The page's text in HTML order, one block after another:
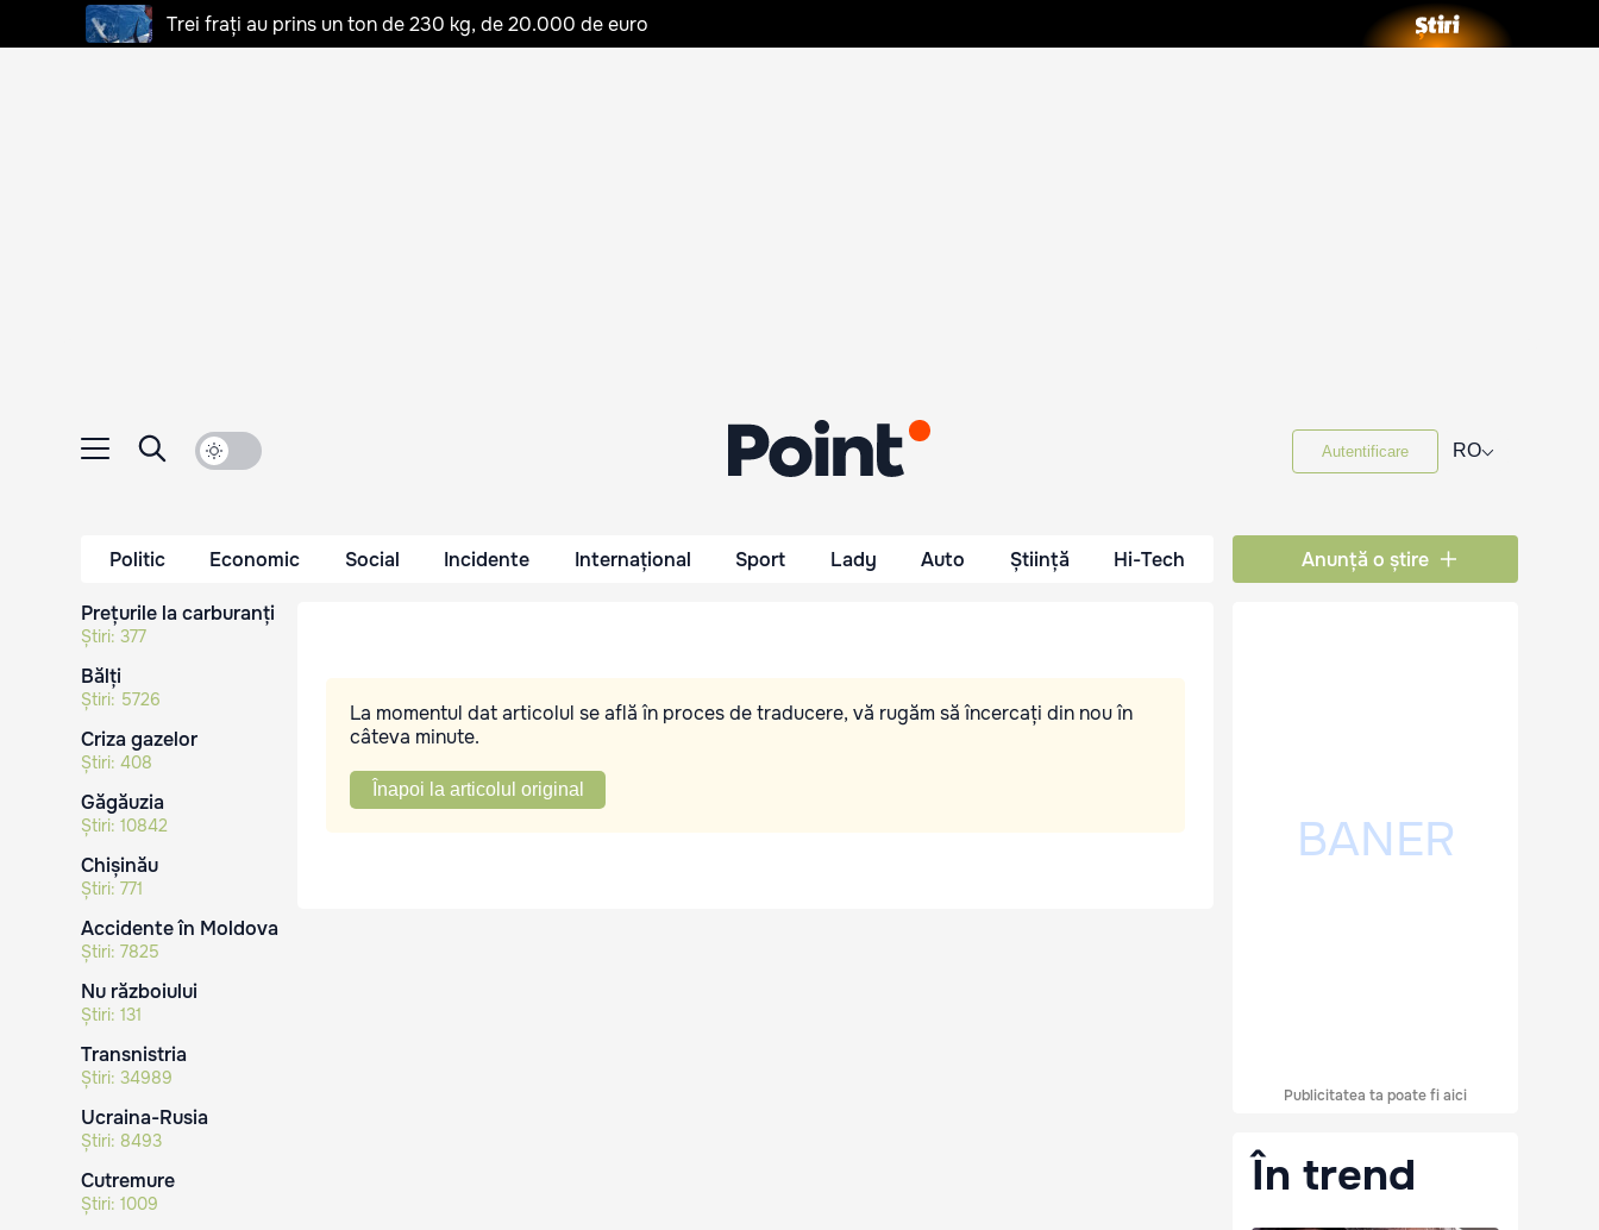
Trei frați au prins un ton de 230 kg, de 20.000 de euro
Autentificare RO⌵
Politic Economic Social Incidente Internațional Sport Lady Auto Știință Hi-Tech Anunță o știre
Prețurile la carburanți
Știri: 377
Bălți
Știri: 5726
Criza gazelor
Știri: 408
Găgăuzia
Știri: 10842
Chișinău
Știri: 771
Accidente în Moldova
Știri: 7825
Nu războiului
Știri: 131
Transnistria
Știri: 34989
Ucraina-Rusia
Știri: 8493
Cutremure
Știri: 1009
La momentul dat articolul se află în proces de traducere, vă rugăm să încercați din nou în
câteva minute.
Înapoi la articolul original
Publicitatea ta poate fi aici
În trend